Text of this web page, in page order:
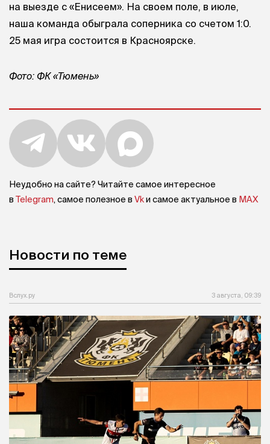
на выезде с «Енисеем». На своем поле, в июле,
наша команда обыграла соперника со счетом 1:0.
25 мая игра состоится в Красноярске.
Фото: ФК «Тюмень»
Неудобно на сайте? Читайте самое интересное
в Telegram, самое полезное в Vkи самое актуальное в MAX
Новости по теме
Вслух.ру 3 августа, 09:39